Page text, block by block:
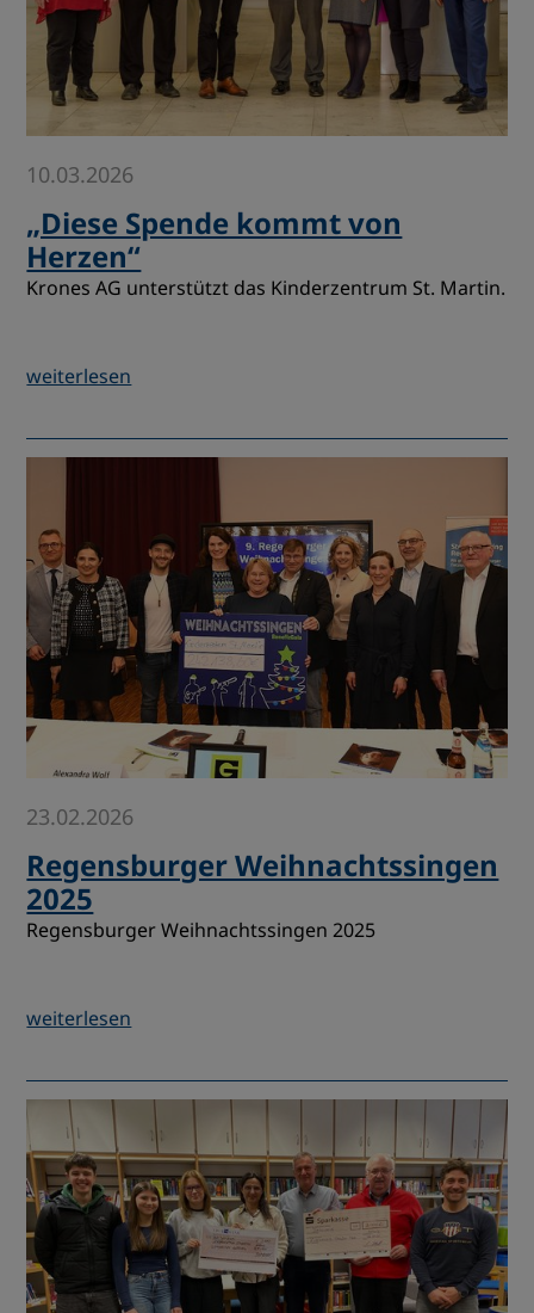
10.03.2026
„Diese Spende kommt von
Herzen“
Krones AG unterstützt das Kinderzentrum St. Martin.
weiterlesen
23.02.2026
Regensburger Weihnachtssingen
2025
Regensburger Weihnachtssingen 2025
weiterlesen